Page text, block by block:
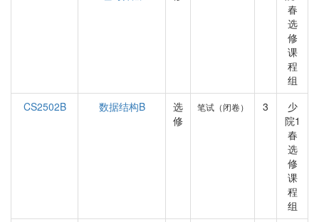
春
选
修
课
程
组
CS2502B
数据结构B
选
修
笔试（闭卷） 3
少
院1
春
选
修
课
程
组